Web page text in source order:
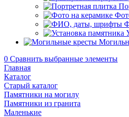
0 Сравнить выбранные элементы
Главная
Каталог
Старый каталог
Памятники на могилу
Памятники из гранита
Маленькие